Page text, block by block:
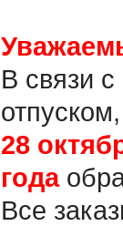
В связи
28
года
Все